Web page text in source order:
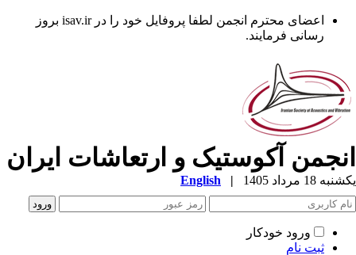
اعضای محترم انجمن لطفا پروفایل خود را در isav.ir بروز
رسانی فرمایند.
آکوستیک و ارتعاشات ایران
18 مرداد 1405 |
English
ورود خودکار
ثبت نام